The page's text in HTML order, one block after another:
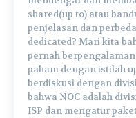
shared(up to) atau
penjelasan dan
dedicated? Mari kita bahas
pernah
paham dengan istilah
berdiskusi dengan
bahwa NOC adalah
ISP dan mengatur